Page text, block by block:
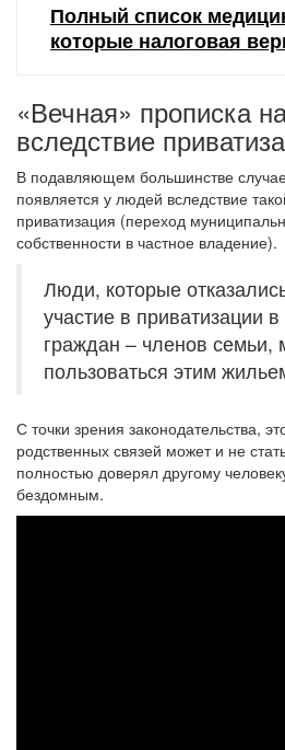
Полный список
которые налоговая
«Вечная» прописка
вследствие
В подавляющем большинстве
появляется у людей вследствие
приватизация (переход
собственности в частное владение).
Люди, которые
участие в приватизации
граждан – членов семьи,
пользоваться этим
С точки зрения законодательства,
родственных связей может и не
полностью доверял другому
бездомным.